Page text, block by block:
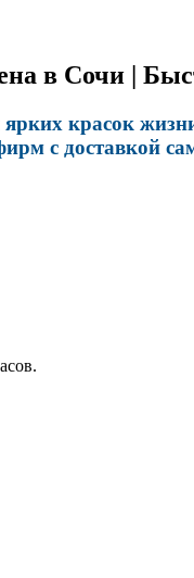
в Сочи |
красок
с доставкой